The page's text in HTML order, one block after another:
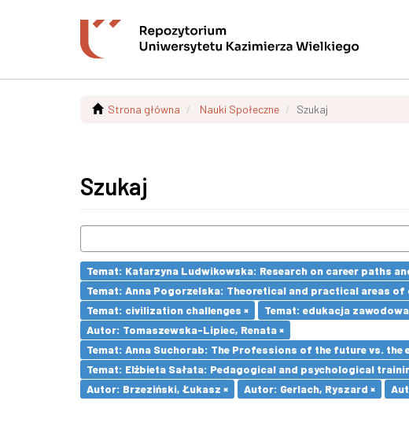
Strona główna Nauki Społeczne Szukaj
Szukaj
Temat: Katarzyna Ludwikowska: Research on career paths
Temat: Anna Pogorzelska: Theoretical and practical areas
Temat: civilization challenges ×
Temat: edukacja
Autor: Tomaszewska-Lipiec, Renata ×
Temat: Anna Suchorab: The Professions of the future vs.
Temat: Elżbieta Sałata: Pedagogical and psychological
Autor: Brzeziński, Łukasz ×
Autor: Gerlach, Ryszard ×